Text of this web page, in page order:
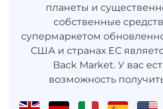
планеты и
собственные
супермаркетом
США и странах ЕС
Back Market. У вас
возможность